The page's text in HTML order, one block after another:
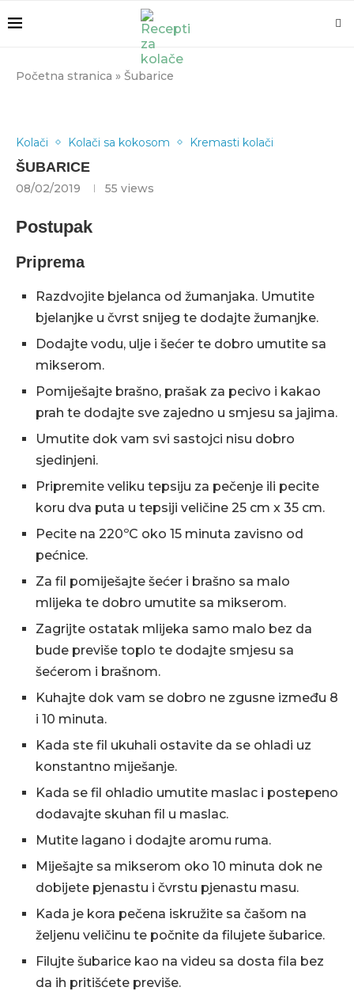
Početna stranica » Šubarice
Kolači Kolači sa kokosom Kremasti kolači
ŠUBARICE
08/02/2019 55 views
Postupak
Priprema
Razdvojite bjelanca od žumanjaka. Umutite
bjelanjke u čvrst snijeg te dodajte žumanjke.
Dodajte vodu, ulje i šećer te dobro umutite sa
mikserom.
Pomiješajte brašno, prašak za pecivo i kakao
prah te dodajte sve zajedno u smjesu sa jajima.
Umutite dok vam svi sastojci nisu dobro
sjedinjeni.
Pripremite veliku tepsiju za pečenje ili pecite
koru dva puta u tepsiji veličine 25 cm x 35 cm.
Pecite na 220ºC oko 15 minuta zavisno od
pećnice.
Za fil pomiješajte šećer i brašno sa malo
mlijeka te dobro umutite sa mikserom.
Zagrijte ostatak mlijeka samo malo bez da
bude previše toplo te dodajte smjesu sa
šećerom i brašnom.
Kuhajte dok vam se dobro ne zgusne između 8
i 10 minuta.
Kada ste fil ukuhali ostavite da se ohladi uz
konstantno miješanje.
Kada se fil ohladio umutite maslac i postepeno
dodavajte skuhan fil u maslac.
Mutite lagano i dodajte aromu ruma.
Miješajte sa mikserom oko 10 minuta dok ne
dobijete pjenastu i čvrstu pjenastu masu.
Kada je kora pečena iskružite sa čašom na
željenu veličinu te počnite da filujete šubarice.
Filujte šubarice kao na videu sa dosta fila bez
da ih pritišćete previše.